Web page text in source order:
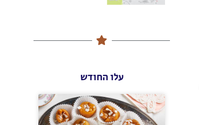
עלו החודש